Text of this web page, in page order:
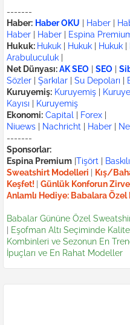
-------
Haber: Haber OKU | Haber |
Haber | Haber | Espina
Hukuk: Hukuk | Hukuk | Hukuk |
Arabuluculuk |
Net Dünyası:AK SEO | SEO |
Sözler | Şarkılar | Su Depoları |
Kuruyemiş: Kuruyemiş |
Kayısı | Kuruyemiş
Ekonomi: Capital | Forex |
Niuews | Nachricht | Haber |
-------
Sponsorlar:
Espina Premium |Tişört |
Sweatshirt Modelleri | Kış/
Keşfet! | Günlük Konforun
Anlamlı Hediye: Babalara
Babalar Gününe Özel
| Eşofman Altı Seçiminde
Kombinleri ve Sezonun En
İpuçları ve En Rahat Modeller